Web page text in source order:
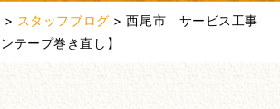
> スタッフブログ >西尾市 サービス工事
テープ巻き直し】